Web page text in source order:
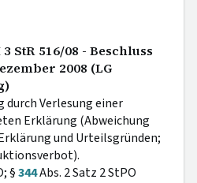
3 StR 516/08 - Beschluss
2008 (LG
durch Verlesung einer
Erklärung (Abweichung
und Urteilsgründen;
§344Abs. 2 Satz 2 StPO